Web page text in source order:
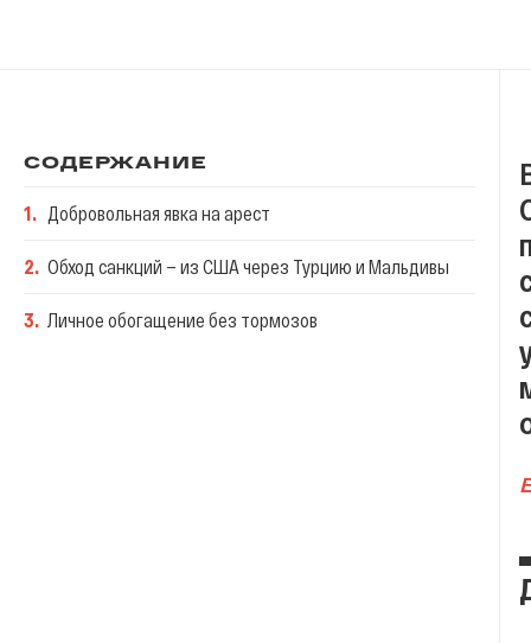
СОДЕРЖАНИЕ
1. Добровольная явка на арест
2. Обход санкций — из США через Турцию и Мальдивы
3. Личное обогащение без тормозов